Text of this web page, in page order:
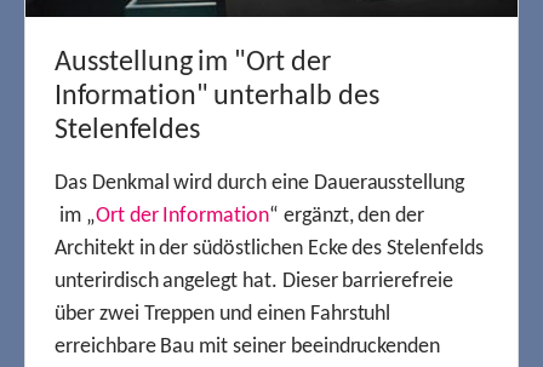
Ausstellung im "Ort der
Information" unterhalb des
Stelenfeldes
Das Denkmal wird durch eine Dauerausstellung
im „Ort der Information“ ergänzt, den der
Architekt in der südöstlichen Ecke des Stelenfelds
unterirdisch angelegt hat. Dieser barrierefreie
über zwei Treppen und einen Fahrstuhl
erreichbare Bau mit seiner beeindruckenden